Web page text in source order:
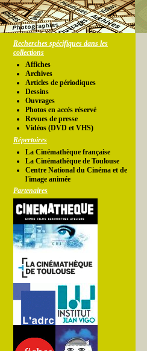
Recherches spécifiques dans les
collections
Affiches
Archives
Articles de périodiques
Dessins
Ouvrages
Photos en accés réservé
Revues de presse
Vidéos (DVD et VHS)
Répertoires
La Cinémathèque française
La Cinémathèque de Toulouse
Centre National du Cinéma et de
l'image animée
Partenaires